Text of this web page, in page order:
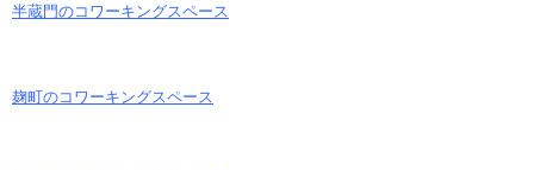
半蔵門のコワーキングスペース
麹町のコワーキングスペース